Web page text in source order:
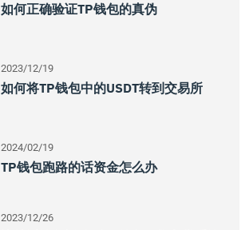
如何正确验证TP钱包的真伪
2023/12/19
如何将TP钱包中的USDT转到交易所
2024/02/19
TP钱包跑路的话资金怎么办
2023/12/26